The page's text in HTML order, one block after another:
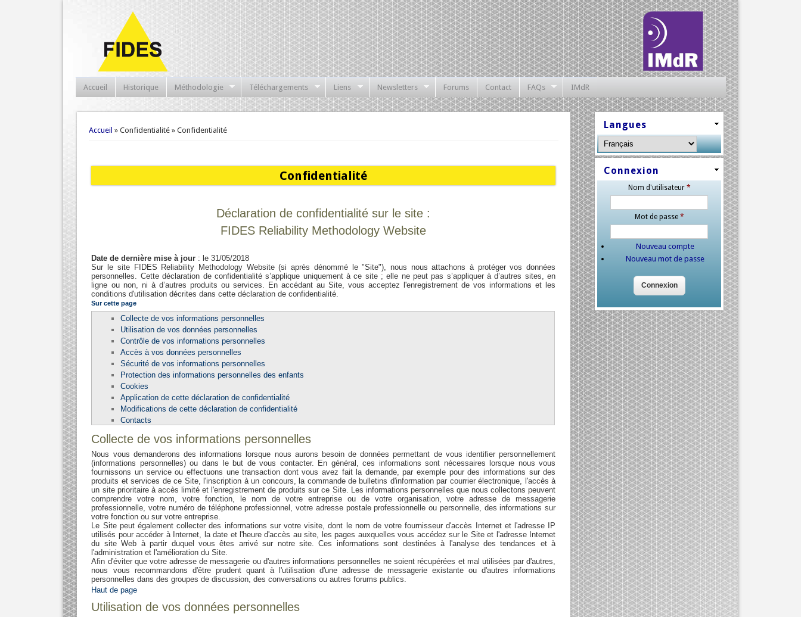
Accueil Historique Méthodologie Téléchargements Liens Newsletters Forums Contact FAQs IMdR
Vous êtes ici
Accueil » Confidentialité » Confidentialité
Confidentialité
Déclaration de confidentialité sur le site :
FIDES Reliability Methodology Website
Date de dernière mise à jour : le 31/05/2018
Sur le site FIDES Reliability Methodology Website (si après dénommé le "Site"), nous nous attachons à protéger vos données
personnelles. Cette déclaration de confidentialité s’applique uniquement à ce site ; elle ne peut pas s’appliquer à d’autres sites, en
ligne ou non, ni à d’autres produits ou services. En accédant au Site, vous acceptez l'enregistrement de vos informations et les
conditions d'utilisation décrites dans cette déclaration de confidentialité.
Sur cette page
Collecte de vos informations personnelles
Utilisation de vos données personnelles
Contrôle de vos informations personnelles
Accès à vos données personnelles
Sécurité de vos informations personnelles
Protection des informations personnelles des enfants
Cookies
Application de cette déclaration de confidentialité
Modifications de cette déclaration de confidentialité
Contacts
Collecte de vos informations personnelles
Nous vous demanderons des informations lorsque nous aurons besoin de données permettant de vous identifier personnellement
(informations personnelles) ou dans le but de vous contacter. En général, ces informations sont nécessaires lorsque nous vous
fournissons un service ou effectuons une transaction dont vous avez fait la demande, par exemple pour des informations sur des
produits et services de ce Site, l'inscription à un concours, la commande de bulletins d'information par courrier électronique, l'accès à
un site prioritaire à accès limité et l'enregistrement de produits sur ce Site. Les informations personnelles que nous collectons peuvent
comprendre votre nom, votre fonction, le nom de votre entreprise ou de votre organisation, votre adresse de messagerie
professionnelle, votre numéro de téléphone professionnel, votre adresse postale professionnelle ou personnelle, des informations sur
votre fonction ou sur votre entreprise.
Le Site peut également collecter des informations sur votre visite, dont le nom de votre fournisseur d'accès Internet et l'adresse IP
utilisés pour accéder à Internet, la date et l'heure d'accès au site, les pages auxquelles vous accédez sur le Site et l'adresse Internet
du site Web à partir duquel vous êtes arrivé sur notre site. Ces informations sont destinées à l'analyse des tendances et à
l'administration et l'amélioration du Site.
Afin d'éviter que votre adresse de messagerie ou d'autres informations personnelles ne soient récupérées et mal utilisées par d'autres,
nous vous recommandons d'être prudent quant à l'utilisation d'une adresse de messagerie existante ou d'autres informations
personnelles dans des groupes de discussion, des conversations ou autres forums publics.
Haut de page
Utilisation de vos données personnelles
Langues
Connexion
Nom d'utilisateur *
Mot de passe *
Nouveau compte
Nouveau mot de passe